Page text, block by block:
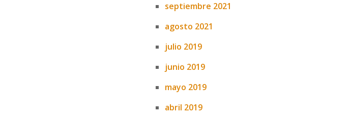
septiembre 2021
agosto 2021
julio 2019
junio 2019
mayo 2019
abril 2019